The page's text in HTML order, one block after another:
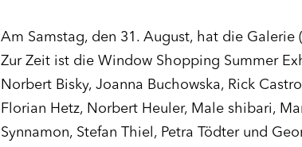
Am Samstag, den 31. August, hat die Galerie
Zur Zeit ist die Window Shopping Summer
Norbert Bisky, Joanna Buchowska, Rick
Florian Hetz, Norbert Heuler, Male shibari,
Synnamon, Stefan Thiel, Petra Tödter und